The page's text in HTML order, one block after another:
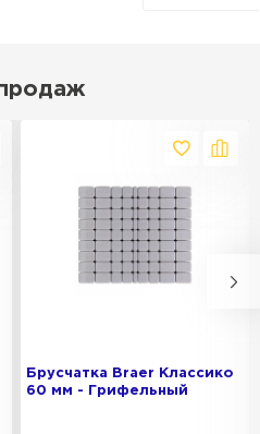
Брусчатка Braer Классико
60 мм - Грифельный